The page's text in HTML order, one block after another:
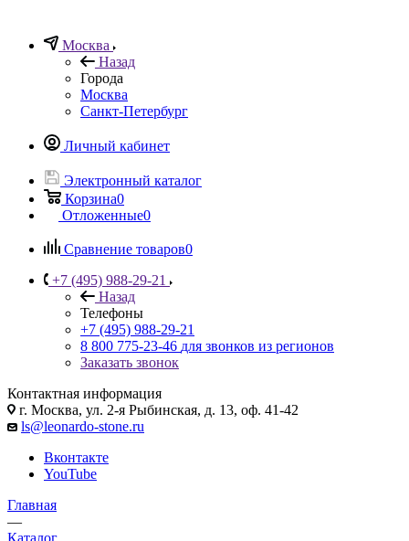
Москва
Назад
Города
Москва
Санкт-Петербург
Личный кабинет
Электронный каталог
Корзина0
Отложенные0
Сравнение товаров0
+7 (495) 988-29-21
Назад
Телефоны
+7 (495) 988-29-21
8 800 775-23-46 для звонков из регионов
Заказать звонок
Контактная информация
г. Москва, ул. 2-я Рыбинская, д. 13, оф. 41-42
ls@leonardo-stone.ru
Вконтакте
YouTube
Главная
—
Каталог